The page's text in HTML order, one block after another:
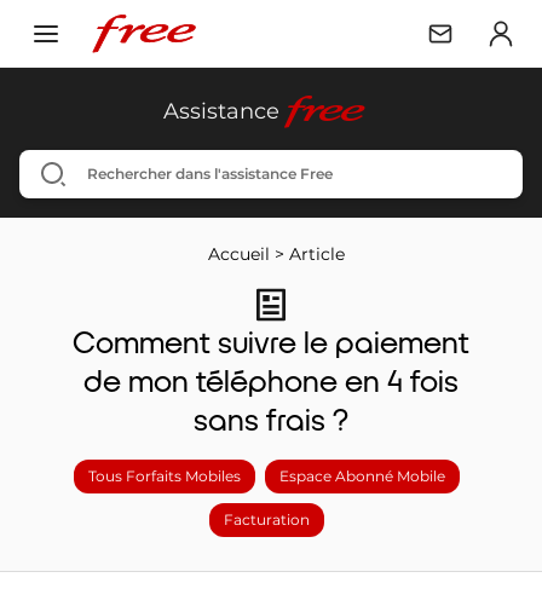
Assistance free
Accueil > Article
Comment suivre le paiement
de mon téléphone en 4 fois
sans frais ?
Tous Forfaits Mobiles Espace Abonné Mobile
Facturation